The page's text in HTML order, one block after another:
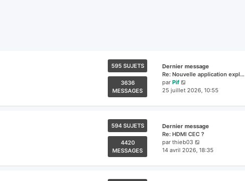
595 SUJETS
3636
MESSAGES
Dernier message
Re: Nouvelle application expl…
par Pif
le
message
25 juillet 2026, 10:55
594 SUJETS
4420
MESSAGES
Dernier message
Re: HDMI CEC ?
par thieb03
le
message
14 avril 2026, 18:35